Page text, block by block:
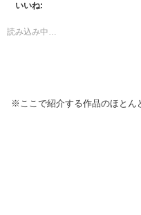
いいね:
読み込み中…
※ここで紹介する作品のほとん